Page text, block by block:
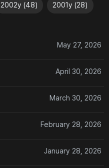
2002y (48) 2001y (28)
May 27, 2026
April 30, 2026
March 30, 2026
February 28, 2026
January 28, 2026